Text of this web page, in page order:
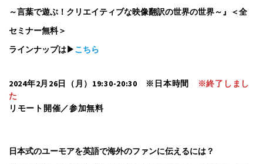
～言葉で遊ぶ！ クリエイティブな映像翻訳の世界の世界～』＜全
セミナー無料＞
ラインナップは▶こちら
2024年2月26日（月）19:30-20:30 ※日本時間
※終了しまし
た
リモート開催／参加無料
日本式のユーモアを英語で海外のファンに伝えるには？